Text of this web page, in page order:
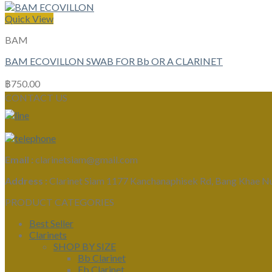
Quick View
BAM
BAM ECOVILLON SWAB FOR Bb OR A CLARINET
฿750.00
CONTACT US
Email : clarinetsiam@gmail.com
Address : Clarinet Siam 1177 Kanchanaphisek Rd, Bang Khae
PRODUCT CATEGORIES
Best Seller
Clarinets
SHOP BY SIZE
Bb Clarinet
Eb Clarinet